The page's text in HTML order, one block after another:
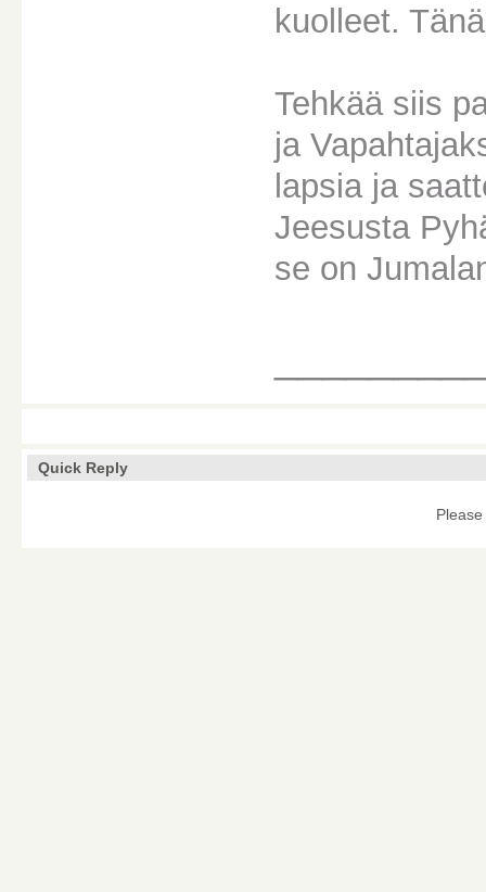
kuolleet.
Tehkää siis
ja
lapsia ja
Jeesusta
se on
Quick Reply